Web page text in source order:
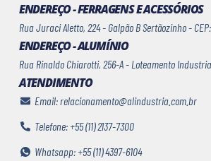
ENDEREÇO - FERRAGENS E ACESSÓRIOS
Rua Juraci Aletto, 224 - Galpão B Sertãozinho -
ENDEREÇO - ALUMÍNIO
Rua Rinaldo Chiarotti, 256-A - Loteamento
ATENDIMENTO
Email: relacionamento@alindustria.com.br
Telefone: +55 (11) 2137-7300
Whatsapp: +55 (11) 4397-6104